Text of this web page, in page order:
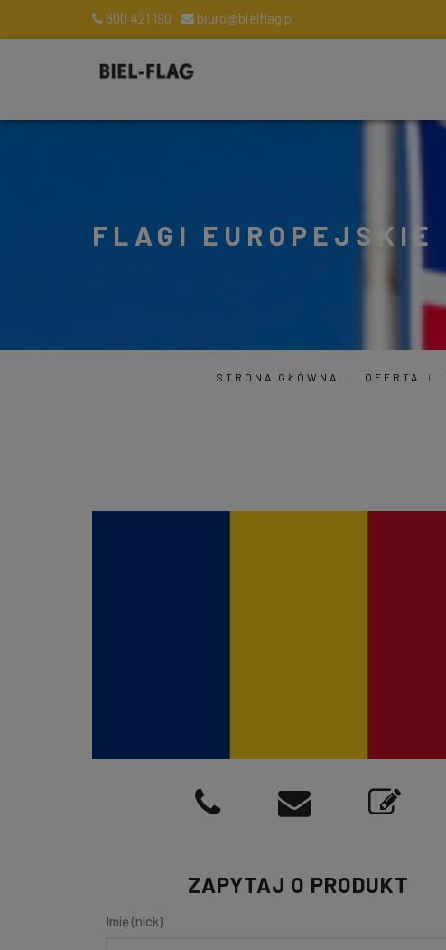
600 421 190 biuro@bielflag.pl
FLAGI EUROPEJSKIE
STRONA GŁÓWNA OFERTA
ZAPYTAJ O PRODUKT
Imię (nick)